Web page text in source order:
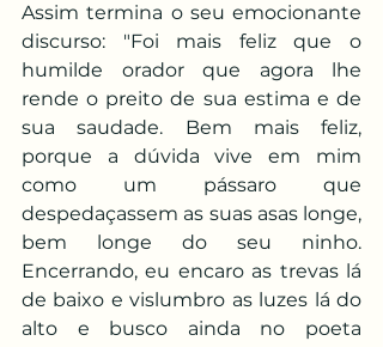
Assim termina o seu emocionante
discurso: "Foi mais feliz que o
humilde orador que agora lhe
rende o preito de sua estima e de
sua saudade. Bem mais feliz,
porque a dúvida vive em mim
como um pássaro que
despedaçassem as suas asas longe,
bem longe do seu ninho.
Encerrando, eu encaro as trevas lá
de baixo e vislumbro as luzes lá do
alto e busco ainda no poeta